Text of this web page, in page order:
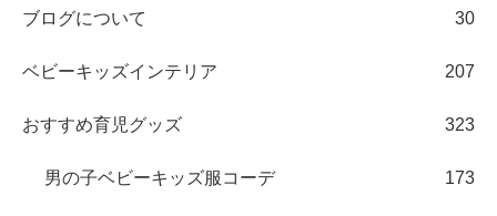
ブログについて 30
ベビーキッズインテリア 207
おすすめ育児グッズ 323
男の子ベビーキッズ服コーデ 173